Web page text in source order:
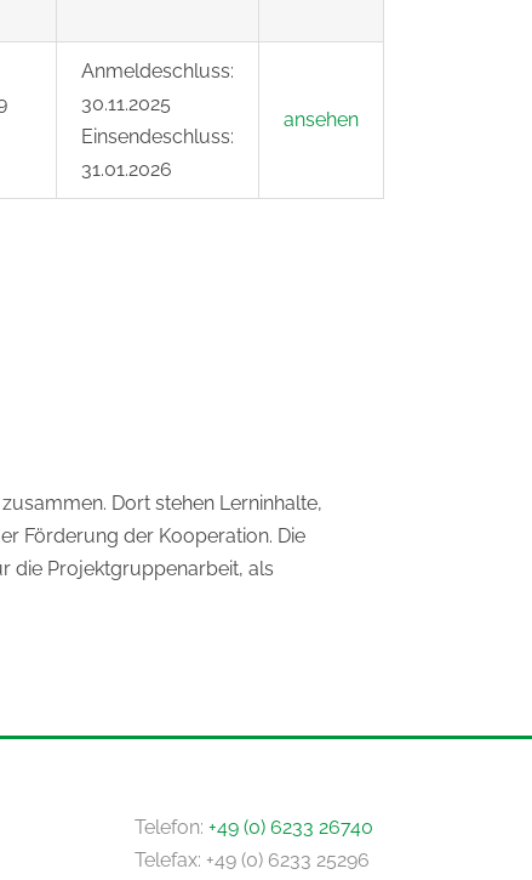
Anmeldeschluss:
30.11.2025
Einsendeschluss:
31.01.2026
ansehen
Dort stehen Lerninhalte,
Förderung der Kooperation. Die
die Projektgruppenarbeit, als
Telefon: +49 (0) 6233 26740
Telefax: +49 (0) 6233 25296